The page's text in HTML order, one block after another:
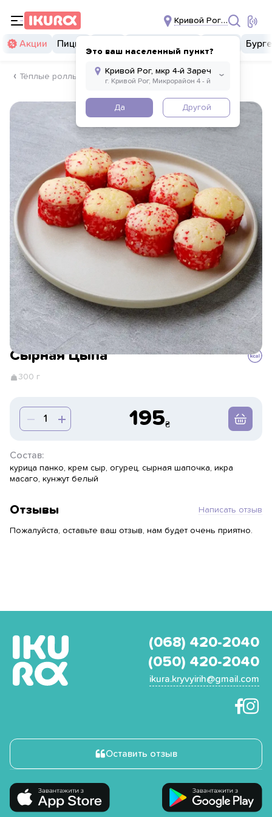
Кривой Рог, мкр 4-й
Это ваш населенный пункт?
Да Другой
Акции Пицца
Тёплые роллы
Сырная Цыпа
300 г
195
Состав:
курица панко, крем сыр, огурец, сырная шапочка, икра
масаго, кунжут белый
Отзывы Написать отзыв
Пожалуйста, оставьте ваш отзыв, нам будет очень приятно.
(068) 420-2040
(050) 420-2040
ikura.kryvyirih@gmail.com
Оставить отзыв